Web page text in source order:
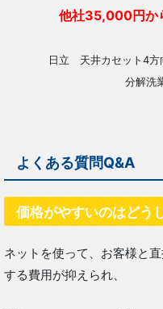
他社35,000円か
日立 天井カセット4
分解洗
よくある質問Q&A
価格がやすいのはどう
ネットを使って、お客様と
する費用が抑えられ、